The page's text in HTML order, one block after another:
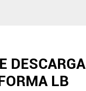
DESCARGA
LB